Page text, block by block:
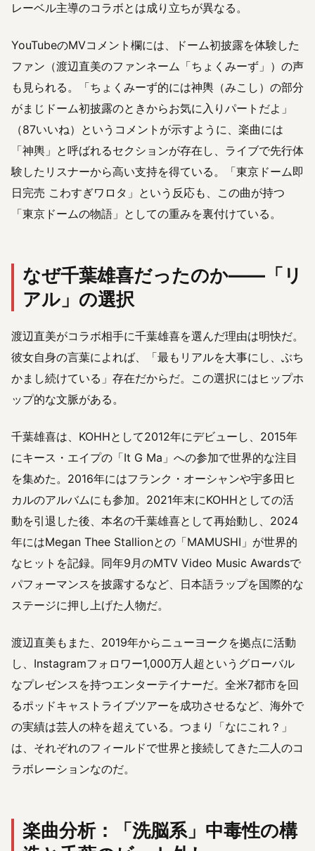
レーベル主導のコラボとは成り立ちが異なる。
YouTubeのMVコメント欄には、ドーム初披露を体験した
ファン（渡辺直美のファンネーム「ちょくみーず」）の声
も見られる。「ちょくみーず的には神輿（みこし）の部分
がまじドーム初披露のときからお気に入りパートだよ」
（87いいね）というコメントが示すように、楽曲には
「神輿」と呼ばれるセクションが存在し、ライブで先行体
験したリスナーから高い支持を得ている。「東京ドーム即
日完売 こわすぎワロタ」という反応も、この曲が持つ
「東京ドームの物語」としての重みを裏付けている。
なぜ千葉雄喜だったのか——「リ
アル」の選択
渡辺直美がコラボ相手に千葉雄喜を選んだ理由は明快だ。
彼女自身の言葉によれば、「最もリアルを大事にし、ぶち
かまし続けている」存在だからだ。この選択にはヒップホ
ップ的な文脈がある。
千葉雄喜は、KOHHとして2012年にデビューし、2015年
にキース・エイプの「It G Ma」への参加で世界的な注目
を集めた。2016年にはフランク・オーシャンや宇多田ヒ
カルのアルバムにも参加。2021年末にKOHHとしての活
動を引退した後、本名の千葉雄喜として再始動し、2024
年にはMegan Thee Stallionとの「MAMUSHI」が世界的
なヒットを記録。同年9月のMTV Video Music Awardsで
パフォーマンスを披露するなど、日本語ラップを国際的な
ステージに押し上げた人物だ。
渡辺直美もまた、2019年からニューヨークを拠点に活動
し、Instagramフォロワー1,000万人超というグローバル
なプレゼンスを持つエンターテイナーだ。全米7都市を回
るポッドキャストライブツアーを成功させるなど、海外で
の実績は芸人の枠を超えている。つまり「なにこれ？」
は、それぞれのフィールドで世界と接続してきた二人のコ
ラボレーションなのだ。
楽曲分析：「洗脳系」中毒性の構